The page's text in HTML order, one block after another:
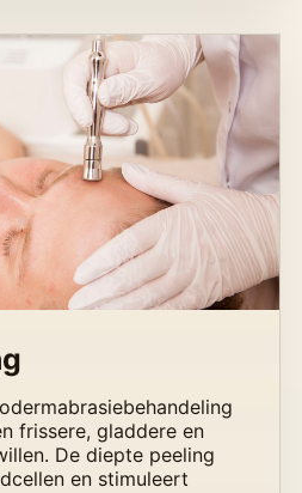
frissere, gladdere en
De diepte peeling
en stimuleert